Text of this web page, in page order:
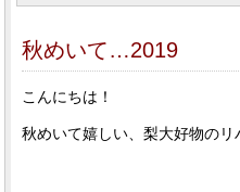
秋めいて…2019
こんにちは！
秋めいて嬉しい、梨大好物のリ